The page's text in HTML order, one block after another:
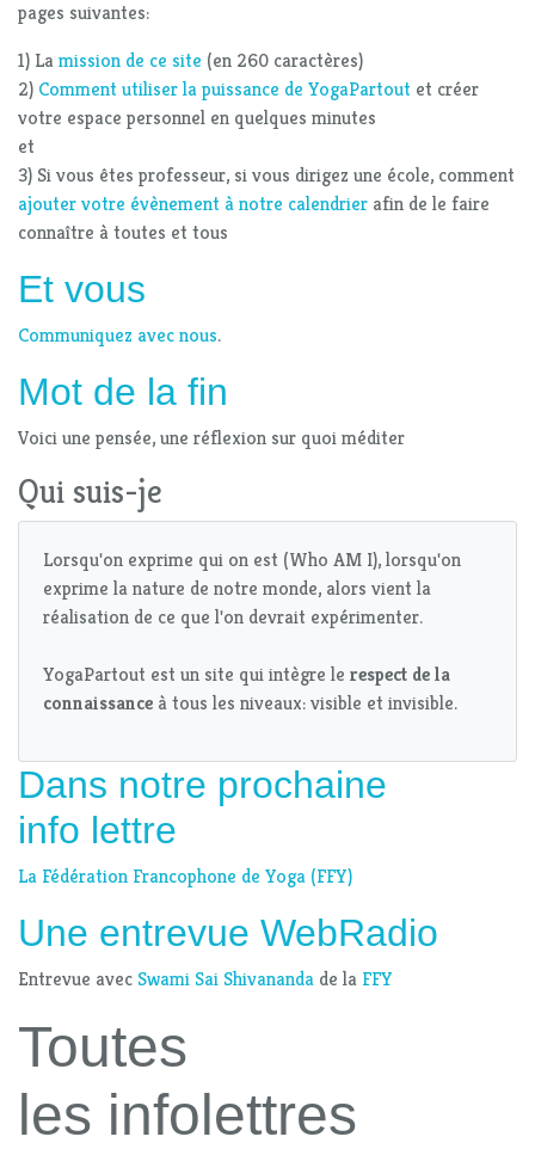
pages suivantes:
1) Lamission de ce site (en 260 caractères)
2) Comment utiliser la puissance de YogaPartout et créer
votre espace personnel en quelques minutes
et
3) Si vous êtes professeur, si vous dirigez une école, comment
ajouter votre évènement à notre calendrier afin de le faire
connaître à toutes et tous
Et vous
Communiquez avec nous.
Mot de la fin
Voici une pensée, une réflexion sur quoi méditer
Qui suis-je
Lorsqu'on exprime qui on est (Who AM I), lorsqu'on
exprime la nature de notre monde, alors vient la
réalisation de ce que l'on devrait expérimenter.
YogaPartout est un site qui intègre le respect de la
connaissance à tous les niveaux: visible et invisible.
Dans notre prochaine
info lettre
La Fédération Francophone de Yoga (FFY)
Une entrevue WebRadio
Entrevue avec Swami Sai Shivananda de la FFY
Toutes
les infolettres